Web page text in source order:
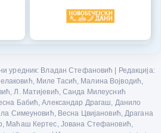
уредник: Владан Стефановић | Редакција:
Миле Тасић, Малина Војводић,
Л. Матијевић, Санда Милеуснић
Бабић, Александар Драгаш, Данило
Симеуновић, Весна Цвијановић, Драгана
Маћаш Кертес, Јована Стефановић,